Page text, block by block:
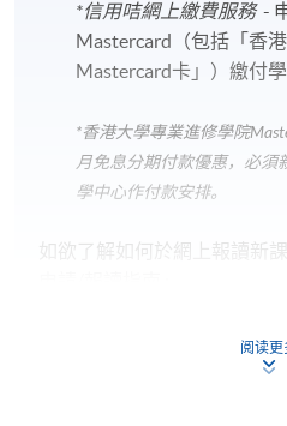
*信用咭網上繳費服務-
Mastercard（包括「香
Mastercard卡」）繳付學
*香港大學專業進修學院
月免息分期付款優惠，必須
學中心作付款安排。
如欲了解如何於網上報讀新
阅读更